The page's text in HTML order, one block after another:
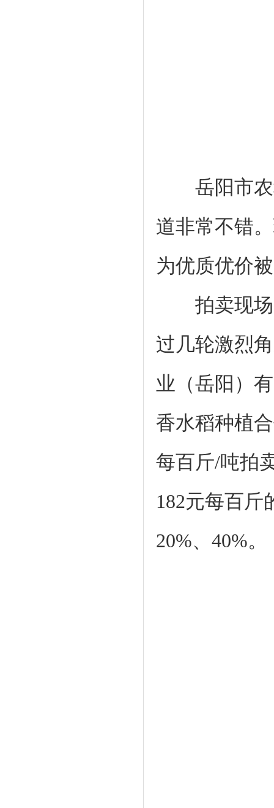
岳阳市农
道非常不错
为优质优价
拍卖现场
过几轮激烈
业（岳阳）
香水稻种植
每百斤/吨拍
182元每百斤
20%、40%。